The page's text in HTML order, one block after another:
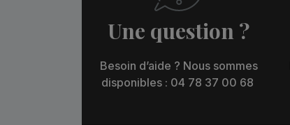
Une question ?
Besoin d’aide ? Nous sommes
disponibles : 04 78 37 00 68